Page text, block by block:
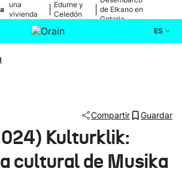
una
vivienda
de Bilbao
Edurne y
Celedón
de Elkano en
Getaria
ES
Ikusmiran
Compartir Guardar
Kulturklik:
cultural de Musika